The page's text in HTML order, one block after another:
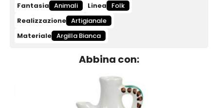
Fantasia Animali Linea
Folk
Realizzazione Artigianale
Materiale Argilla Bianca
Abbina con: